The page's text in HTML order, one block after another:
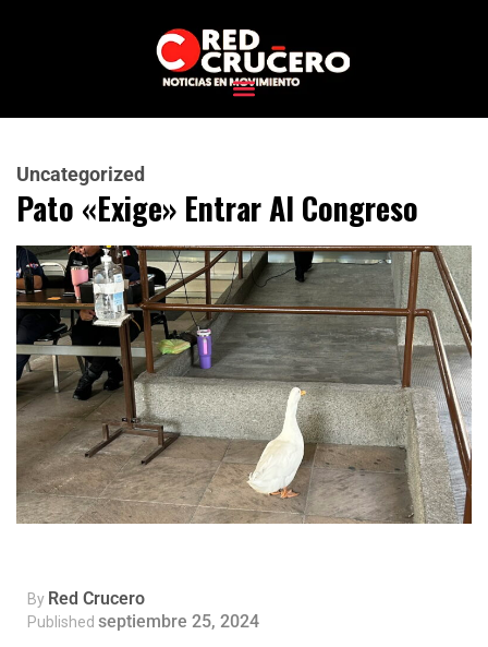
Uncategorized
Pato «exige» Entrar Al Congreso
By Red Crucero
Published septiembre 25, 2024